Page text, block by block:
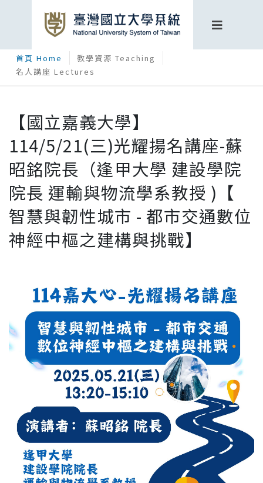
首頁 Home
教學資源 Teaching
名人講座 Lectures
【國立嘉義大學】
114/5/21(三)光耀揚名講座-蘇
昭銘院長（逢甲大學 建設學院
院長 運輸與物流學系教授 )【
智慧與韌性城市 - 都市交通數位
神經中樞之建構與挑戰】